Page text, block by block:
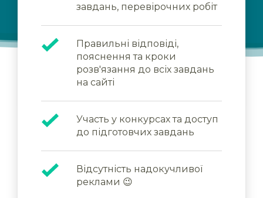
завдань, перевірочних робіт
Правильні відповіді,
пояснення та кроки
розв'язання до всіх завдань
на сайті
Участь у конкурсах та доступ
до підготовчих завдань
Відсутність надокучливої
реклами 😉